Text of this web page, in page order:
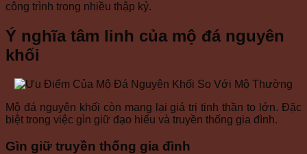
công trình trong nhiều thập kỷ.
Ý nghĩa tâm linh của mộ đá nguyên
khối
Mộ đá nguyên khối còn mang lại giá trị tinh thần to lớn. Đặc
biệt trong việc gìn giữ đạo hiếu và truyền thống gia đình.
Gìn giữ truyền thống gia đình